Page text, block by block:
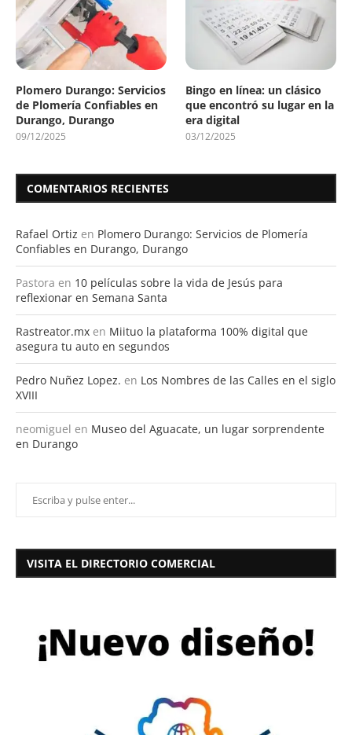
Plomero Durango: Servicios
de Plomería Confiables en
Durango, Durango
09/12/2025
Bingo en línea: un clásico
que encontró su lugar en la
era digital
03/12/2025
COMENTARIOS RECIENTES
Rafael Ortiz en Plomero Durango: Servicios de Plomería
Confiables en Durango, Durango
Pastora en 10 películas sobre la vida de Jesús para
reflexionar en Semana Santa
Rastreator.mx en Miituo la plataforma 100% digital que
asegura tu auto en segundos
Pedro Nuñez Lopez. en Los Nombres de las Calles en el siglo
XVIII
neomiguel en Museo del Aguacate, un lugar sorprendente
en Durango
VISITA EL DIRECTORIO COMERCIAL